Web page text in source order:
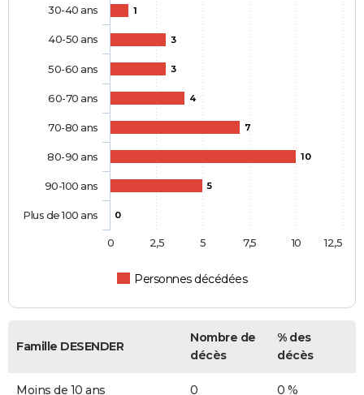
1
3
3
4
7
10
5
0
Personnes décédées
30-40 ans
40-50 ans
50-60 ans
60-70 ans
70-80 ans
80-90 ans
90-100 ans
Plus de 100 ans
0 10
2,5 5 7,5 12,5
Famille DESENDER
Nombre de
décès
% des
décès
Moins de 10 ans 0 0 %